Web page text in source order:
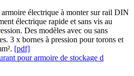
électrique à monter sur rail DIN
électrique rapide et sans vis au
Des modèles avec ou sans
3 x bornes à pression pour torons et
[pdf]
pour armoire de stockage d